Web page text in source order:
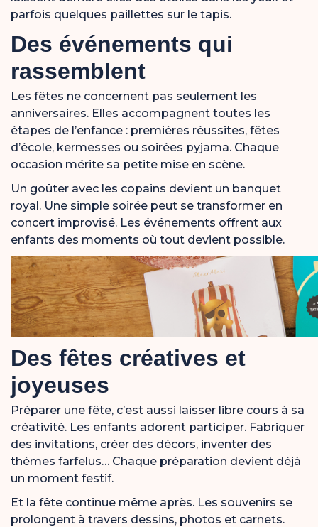
parfois quelques paillettes sur le tapis.
Des événements qui
rassemblent
Les fêtes ne concernent pas seulement les
anniversaires. Elles accompagnent toutes les
étapes de l’enfance : premières réussites, fêtes
d’école, kermesses ou soirées pyjama. Chaque
occasion mérite sa petite mise en scène.
Un goûter avec les copains devient un banquet
royal. Une simple soirée peut se transformer en
concert improvisé. Les événements offrent aux
enfants des moments où tout devient possible.
Des fêtes créatives et
joyeuses
Préparer une fête, c’est aussi laisser libre cours à sa
créativité. Les enfants adorent participer. Fabriquer
des invitations, créer des décors, inventer des
thèmes farfelus… Chaque préparation devient déjà
un moment festif.
Et la fête continue même après. Les souvenirs se
prolongent à travers dessins, photos et carnets.